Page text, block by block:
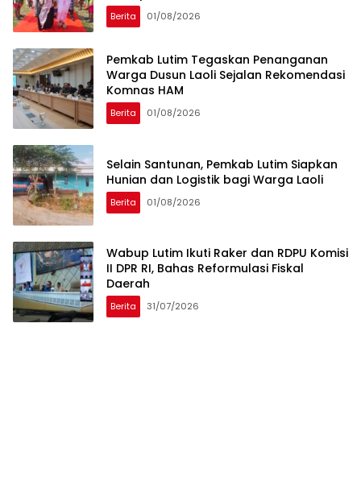
Berita 01/08/2026
Pemkab Lutim Tegaskan Penanganan
Warga Dusun Laoli Sejalan Rekomendasi
Komnas HAM
Berita 01/08/2026
Selain Santunan, Pemkab Lutim Siapkan
Hunian dan Logistik bagi Warga Laoli
Berita 01/08/2026
Wabup Lutim Ikuti Raker dan RDPU Komisi
II DPR RI, Bahas Reformulasi Fiskal
Daerah
Berita 31/07/2026